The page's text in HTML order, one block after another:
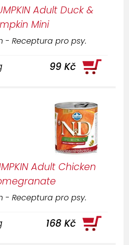
Adult Duck &
Mini
- Receptura pro psy.
99 Kč
Adult Chicken
- Receptura pro psy.
168 Kč